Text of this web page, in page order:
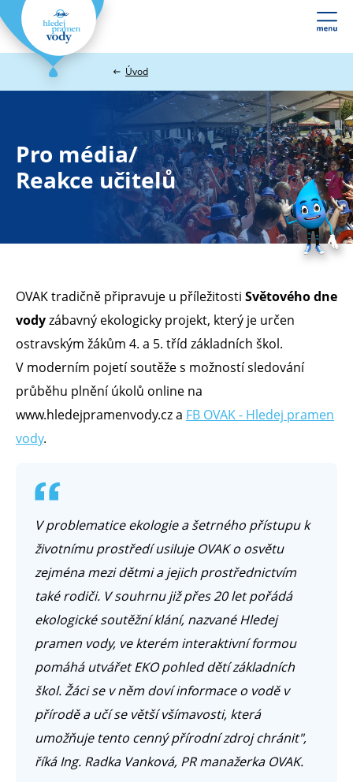
Webové
stránky
míru
Úvod
Pro média/
Reakce učitelů
OVAK tradičně připravuje u příležitosti Světového dne
vodyzábavný ekologicky projekt, který je určen
ostravským žákům 4. a 5. tříd základních škol.
V moderním pojetí soutěže s možností sledování
průběhu plnění úkolů online na
www.hledejpramenvody.cz a FB OVAK - Hledej pramen
vody.
V problematice ekologie a šetrného přístupu k
životnímu prostředí usiluje OVAK o osvětu
zejména mezi dětmi a jejich prostřednictvím
také rodiči. V souhrnu již přes 20 let pořádá
ekologické soutěžní klání, nazvané Hledej
pramen vody, ve kterém interaktivní formou
pomáhá utvářet EKO pohled dětí základních
škol. Žáci se v něm doví informace o vodě v
přírodě a učí se větší všímavosti, která
umožňuje tento cenný přírodní zdroj chránit",
říká Ing. Radka Vanková, PR manažerka OVAK.